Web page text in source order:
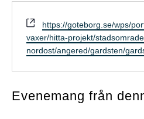
W
e
b
i
e
https://goteborg.se/wps/
vaxer/hitta-projekt/
nordost/angered/gardsten/
Evenemang från